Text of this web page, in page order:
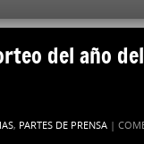
del año
, PARTES DE PRENSA |